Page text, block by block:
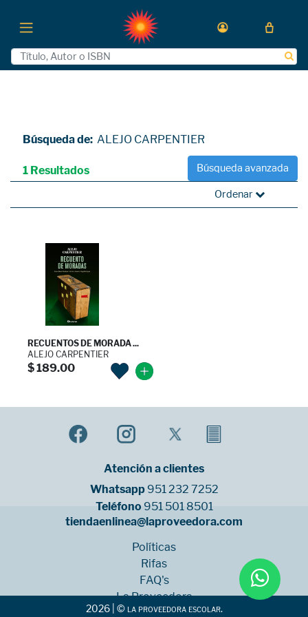
Búsqueda de: ALEJO CARPENTIER
1 Resultados Búsqueda avanzada
Ordenar
RECUENTOS DE MORADA ...
ALEJO CARPENTIER
$ 189.00
Atención a clientes
Whatsapp 951 232 7252
Teléfono 951 501 8501
tiendaenlinea@laproveedora.com
Políticas
Rifas
FAQ's
La Proveedora
Sucursales
2026 | © la proveedora escolar.